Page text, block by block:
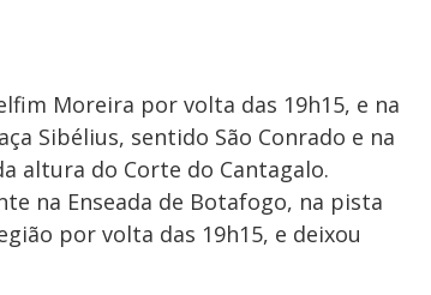
Moreira por volta das 19h15, e na
Sibélius, sentido São Conrado e na
altura do Corte do Cantagalo.
na Enseada de Botafogo, na pista
por volta das 19h15, e deixou